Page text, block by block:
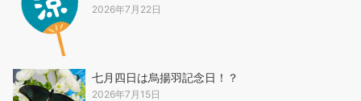
2026年7月22日
七月四日は烏揚羽記念日！？
2026年7月15日